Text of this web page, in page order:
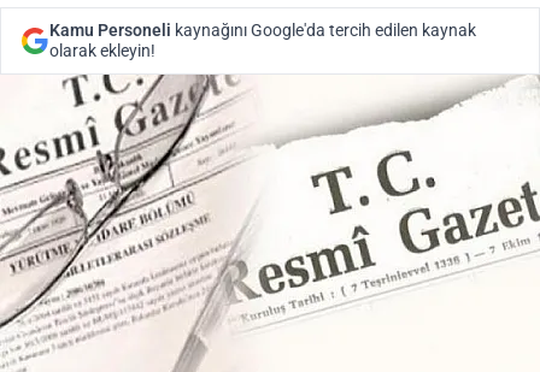
Kamu Personeli kaynağını Google'da tercih edilen kaynak
olarak ekleyin!